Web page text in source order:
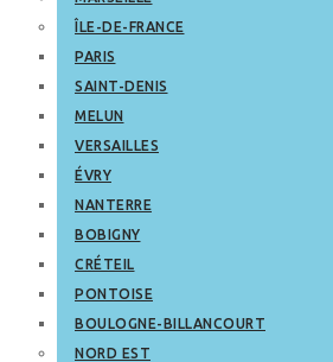
ÎLE-DE-FRANCE
PARIS
SAINT-DENIS
MELUN
VERSAILLES
ÉVRY
NANTERRE
BOBIGNY
CRÉTEIL
PONTOISE
BOULOGNE-BILLANCOURT
NORD EST